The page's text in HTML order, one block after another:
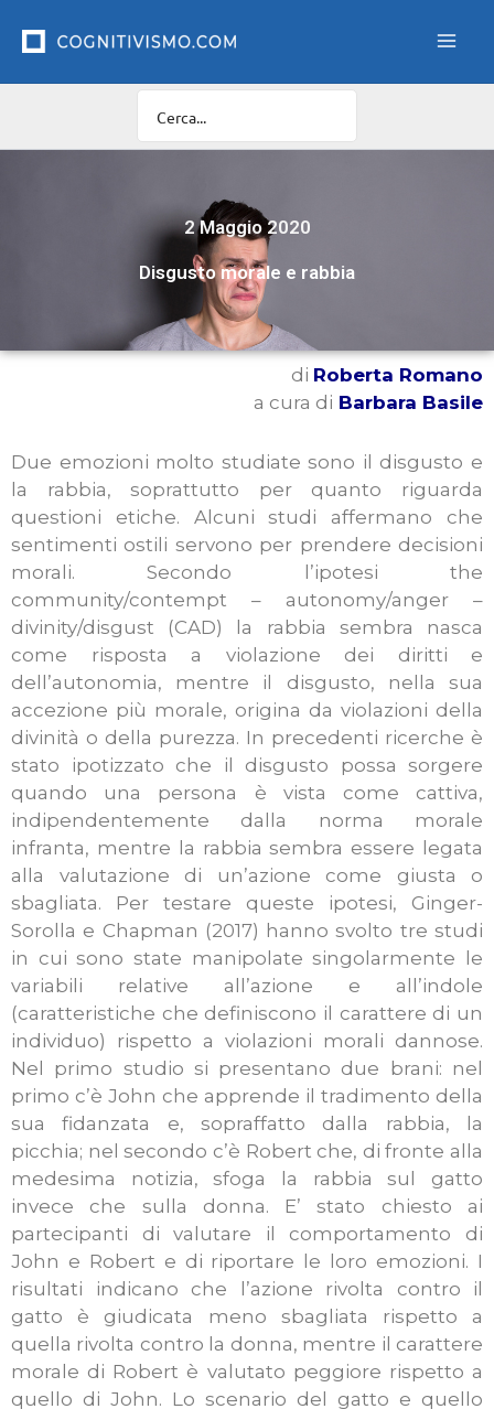
2 Maggio 2020
Disgusto morale e rabbia
di Roberta Romano
a cura di Barbara Basile
Due emozioni molto studiate sono il disgusto e
la rabbia, soprattutto per quanto riguarda
questioni etiche. Alcuni studi affermano che
sentimenti ostili servono per prendere decisioni
morali. Secondo l’ipotesi the
community/contempt – autonomy/anger –
divinity/disgust (CAD) la rabbia sembra nasca
come risposta a violazione dei diritti e
dell’autonomia, mentre il disgusto, nella sua
accezione più morale, origina da violazioni della
divinità o della purezza. In precedenti ricerche è
stato ipotizzato che il disgusto possa sorgere
quando una persona è vista come cattiva,
indipendentemente dalla norma morale
infranta, mentre la rabbia sembra essere legata
alla valutazione di un’azione come giusta o
sbagliata. Per testare queste ipotesi, Ginger-
Sorolla e Chapman (2017) hanno svolto tre studi
in cui sono state manipolate singolarmente le
variabili relative all’azione e all’indole
(caratteristiche che definiscono il carattere di un
individuo) rispetto a violazioni morali dannose.
Nel primo studio si presentano due brani: nel
primo c’è John che apprende il tradimento della
sua fidanzata e, sopraffatto dalla rabbia, la
picchia; nel secondo c’è Robert che, di fronte alla
medesima notizia, sfoga la rabbia sul gatto
invece che sulla donna. E’ stato chiesto ai
partecipanti di valutare il comportamento di
John e Robert e di riportare le loro emozioni. I
risultati indicano che l’azione rivolta contro il
gatto è giudicata meno sbagliata rispetto a
quella rivolta contro la donna, mentre il carattere
morale di Robert è valutato peggiore rispetto a
quello di John. Lo scenario del gatto e quello